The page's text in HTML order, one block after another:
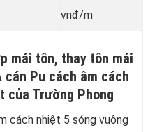
vnđ/m
mái tôn, thay tôn mái
Pu cách âm cách
của Trường Phong
cách nhiệt 5 sóng vuông